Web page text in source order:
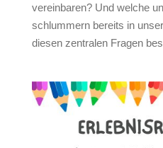
vereinbaren? Und welche
schlummern bereits in
diesen zentralen Fragen